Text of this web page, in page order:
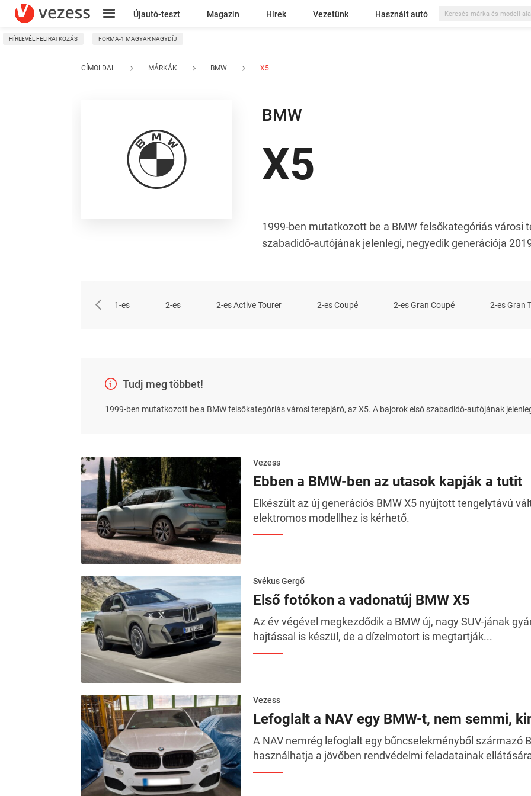
Újautó-teszt Magazin Hírek Vezetünk Használt autó
Kresz
HÍRLEVÉL FELIRATKOZÁS FORMA-1 MAGYAR NAGYDÍJ
CÍMOLDAL MÁRKÁK BMW X5
BMW
X5
1999-ben mutatkozott be a BMW felsőkategóriás városi
szabadidő-autójának jelenlegi, negyedik generációja
1-es 2-es 2-es Active Tourer 2-es Coupé 2-es Gran Coupé 2-es Gran
Tudj meg többet!
1999-ben mutatkozott be a BMW felsőkategóriás városi terepjáró, az X5. A bajorok első szabadidő-autójának
Vezess
Ebben a BMW-ben az utasok kapják a tutit
Elkészült az új generációs BMW X5 nyújtott tengelytávú
elektromos modellhez is kérhető.
Svékus Gergő
Első fotókon a vadonatúj BMW X5
Az év végével megkezdődik a BMW új, nagy SUV-jának
hajtással is készül, de a dízelmotort is megtartják...
Vezess
Lefoglalt a NAV egy BMW-t, nem semmi,
A NAV nemrég lefoglalt egy bűncselekményből származó
használhatja a jövőben rendvédelmi feladatainak